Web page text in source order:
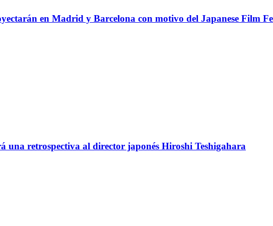
en Madrid y Barcelona con motivo del Japanese Film
una retrospectiva al director japonés Hiroshi Teshigahara